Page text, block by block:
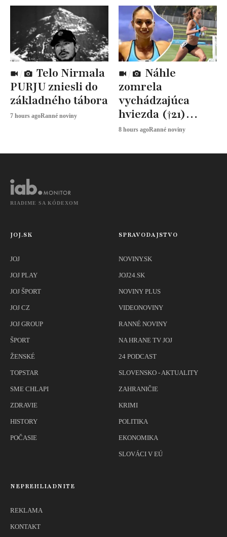
PURJU zniesli do
základného tábora
7 hours agoRanné noviny
zomrela
vychádzajúca
hviezda (†21)
atletiky
8 hours agoRanné noviny
RIADIME SA KÓDEXOM
JOJ.SK
JOJ
JOJ PLAY
JOJ ŠPORT
JOJ CZ
JOJ GROUP
ŠPORT
ŽENSKÉ
TOPSTAR
SME CHLAPI
ZDRAVIE
HISTORY
POČASIE
SPRAVODAJSTVO
NOVINY.SK
JOJ24.SK
NOVINY PLUS
VIDEONOVINY
RANNÉ NOVINY
NA HRANE TV JOJ
24 PODCAST
SLOVENSKO - AKTUALITY
ZAHRANIČIE
KRIMI
POLITIKA
EKONOMIKA
SLOVÁCI V EÚ
NEPREHLIADNITE
REKLAMA
KONTAKT